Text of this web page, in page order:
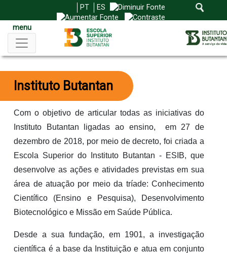
PT ES
menu
Instituto Butantan
Com o objetivo de articular todas as iniciativas do
Instituto Butantan ligadas ao ensino,  em 27 de
dezembro de 2018, por meio de decreto, foi criada a
Escola Superior do Instituto Butantan - ESIB, que
desenvolve as ações e atividades previstas em sua
área de atuação por meio da tríade: Conhecimento
Científico (Ensino e Pesquisa), Desenvolvimento
Biotecnológico e Missão em Saúde Pública.
Desde a sua fundação, em 1901, a investigação
científica é a base da Instituição e atua em conjunto